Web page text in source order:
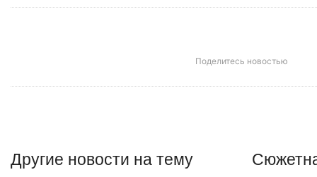
Поделитесь новостью
Другие новости на тему